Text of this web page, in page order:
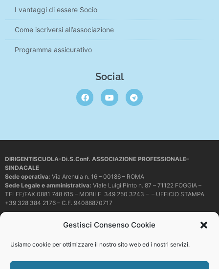
Gestisci Consenso Cookie
Usiamo cookie per ottimizzare il nostro sito web ed i nostri servizi.
I vantaggi di essere Socio
Come iscriversi all’associazione
Programma assicurativo
Social
DIRIGENTISCUOLA-Di.S.Conf. ASSOCIAZIONE PROFESSIONALE–
SINDACALE
Sede operativa: Via Arenula n. 16 – 00186 – ROMA
Sede Legale e amministrativa: Viale Luigi Pinto n. 87 – 71122 FOGGIA –
TELEF/FAX 0881 748 615 – MOBILE 349 250 3243 – – UFFICIO STAMPA
+39 328 384 2176 – C.F. 94086870717
dirigentiscuola@pec.it
copiare o riprodurre in alcun modo i contenuti presenti in questo sito se non